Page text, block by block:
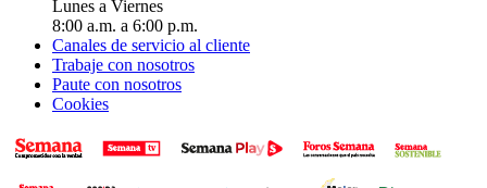
Lunes a Viernes
8:00 a.m. a 6:00 p.m.
Canales de servicio al cliente
Trabaje con nosotros
Paute con nosotros
Cookies